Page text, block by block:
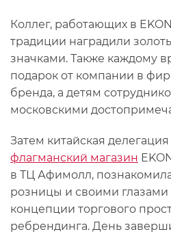
Коллег, работающих в
традиции наградили
значками. Также каждому
подарок от компании в
бренда, а детям
московскими
Затем китайская
флагманский магазин
в ТЦ Афимолл,
розницы и своими
концепции торгового
ребрендинга. День